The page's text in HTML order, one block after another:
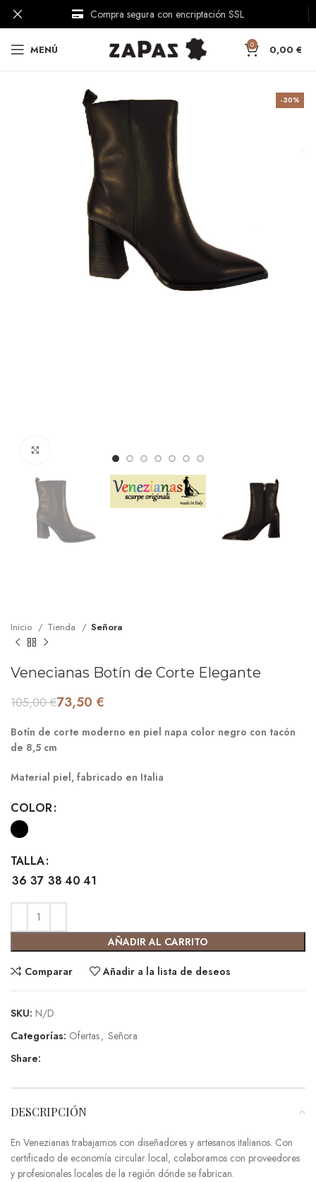
MENÚ 0 0,00 €
-30%
Inicio Tienda Señora
Venecianas Botín de Corte Elegante
105,00€73,50 €
Botín de corte moderno en piel napa color negro con tacón
de 8,5 cm
Material piel, fabricado en Italia
COLOR
TALLA
36 37 38 40 41
AÑADIR AL CARRITO
Comparar Añadir a la lista de deseos
SKU: N/D
Categorías: Ofertas, Señora
Share:
DESCRIPCIÓN
En Venezianas trabajamos con diseñadores y artesanos italianos. Con
certificado de economía circular local, colaboramos con proveedores
y profesionales locales de la región dónde se fabrican.
Compra segura con encriptación SSL
Comercio responsable